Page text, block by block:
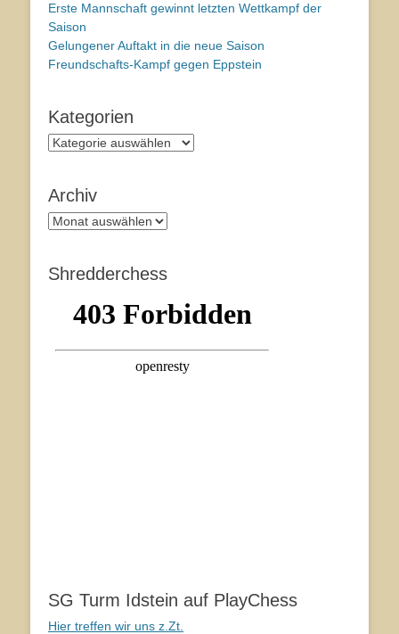
Erste Mannschaft gewinnt letzten Wettkampf der
Saison
Gelungener Auftakt in die neue Saison
Freundschafts-Kampf gegen Eppstein
Kategorien
Kategorien
Archiv
Archiv
Shredderchess
SG Turm Idstein auf PlayChess
Hier treffen wir uns z.Zt.